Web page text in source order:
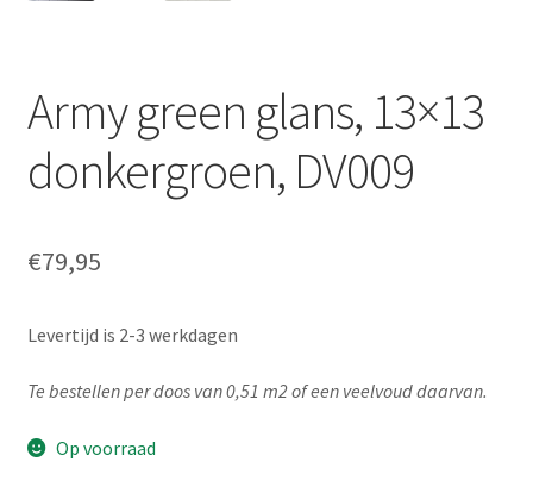
Army green glans, 13×13
donkergroen, DV009
€79,95
Levertijd is 2-3 werkdagen
Te bestellen per doos van 0,51 m2 of een veelvoud daarvan.
Op voorraad